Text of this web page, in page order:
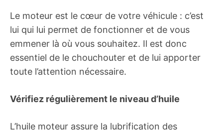
Le moteur est le cœur de votre véhicule : c’est
lui qui lui permet de fonctionner et de vous
emmener là où vous souhaitez. Il est donc
essentiel de le chouchouter et de lui apporter
toute l’attention nécessaire.
Vérifiez régulièrement le niveau d’huile
L’huile moteur assure la lubrification des